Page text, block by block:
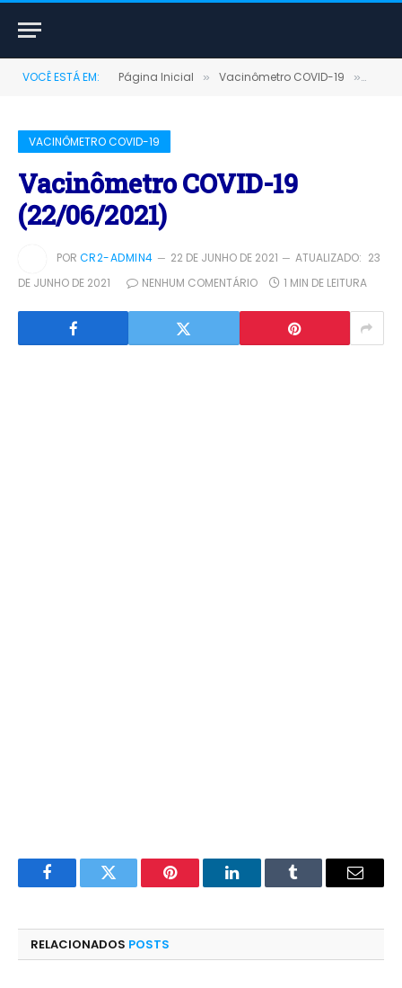
VOCÊ ESTÁ EM: Página Inicial » Vacinômetro COVID-19 »
VACINÔMETRO COVID-19
Vacinômetro COVID-19
(22/06/2021)
POR CR2-ADMIN4 22 DE JUNHO DE 2021 ATUALIZADO: 23
DE JUNHO DE 2021
NENHUM COMENTÁRIO 1 MIN DE LEITURA
FacebookTwitter Pinterest LinkedInTumblr
E-
RELACIONADOS POSTS